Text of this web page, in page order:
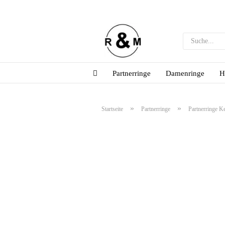
Partnerringe Damenringe
Startseite » Partnerringe » Partnerringe